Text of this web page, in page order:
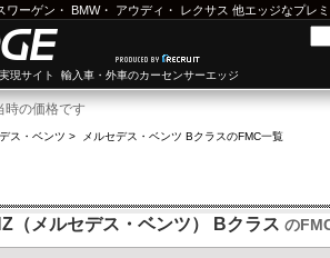
ワーゲン ・ BMW・ アウディ ・ レクサス 他エッジなプレ
現サイト 輸入車・外車のカーセンサーエッジ
時の価格です
ス・ベンツ > メルセデス・ベンツ BクラスのFMC一覧
（メルセデス・ベンツ） Bクラス の